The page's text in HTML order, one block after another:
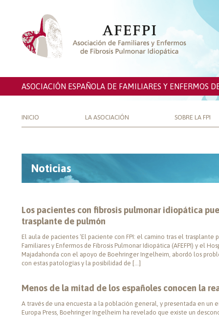
ASOCIACIÓN ESPAÑOLA DE FAMILIARES Y ENFERMOS
INICIO LA ASOCIACIÓN SOBRE LA FPI
Noticias
Los pacientes con fibrosis pulmonar idiopática
trasplante de pulmón
El aula de pacientes ‘El paciente con FPI: el camino tras el trasplante
Familiares y Enfermos de Fibrosis Pulmonar Idiopática (AFEFPI) y el
Majadahonda con el apoyo de Boehringer Ingelheim, abordó los
con estas patologías y la posibilidad de […]
Menos de la mitad de los españoles conocen la
A través de una encuesta a la población general, y presentada en un
Europa Press, Boehringer Ingelheim ha revelado que existe un